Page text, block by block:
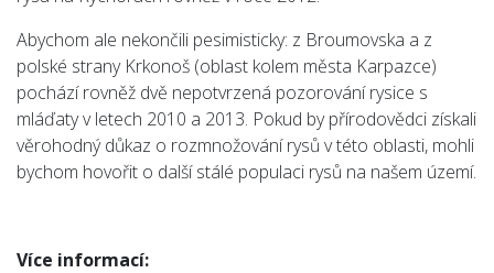
Abychom ale nekončili pesimisticky: z Broumovska a z
polské strany Krkonoš (oblast kolem města Karpazce)
pochází rovněž dvě nepotvrzená pozorování rysice s
mláďaty v letech 2010 a 2013. Pokud by přírodovědci získali
věrohodný důkaz o rozmnožování rysů v této oblasti, mohli
bychom hovořit o další stálé populaci rysů na našem území.
Více informací: